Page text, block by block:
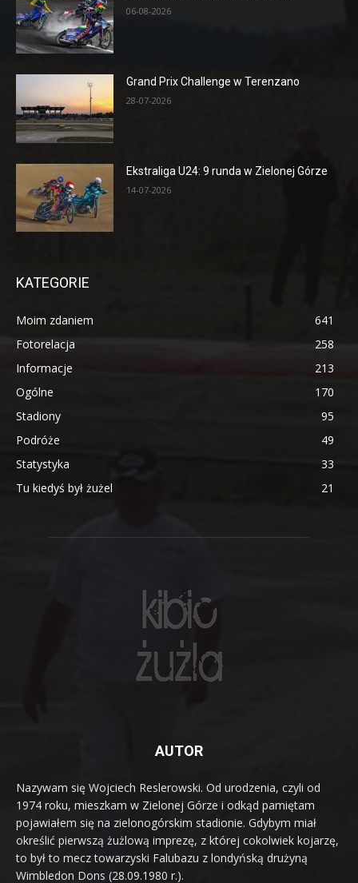
06-08-2026
Grand Prix Challenge w Terenzano
28-07-2026
Ekstraliga U24: 9 runda w Zielonej Górze
14-07-2026
KATEGORIE
Moim zdaniem
641
Fotorelacja
258
Informacje
213
Ogólne
170
Stadiony
95
Podróże
49
Statystyka
33
Tu kiedyś był żużel
21
AUTOR
Nazywam się Wojciech Reslerowski. Od urodzenia, czyli od
1974 roku, mieszkam w Zielonej Górze i odkąd pamiętam
pojawiałem się na zielonogórskim stadionie. Gdybym miał
określić pierwszą żużlową imprezę, z której cokolwiek kojarzę,
to był to mecz towarzyski Falubazu z londyńską drużyną
Wimbledon Dons (28.09.1980 r.).